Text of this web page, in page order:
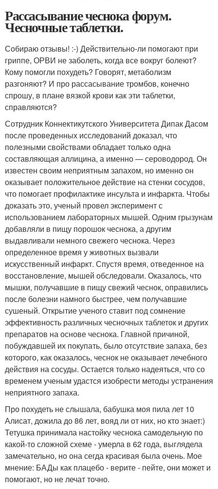
Рассасывание чеснока форум.
Чесночные таблетки.
Собираю отзывы! :-) Действительно-ли помогают при
гриппе, ОРВИ не заболеть, когда все вокруг болеют?
Кому помогли похудеть? Говорят, метаболизм
разгоняют? И про рассасывание тромбов, конечно
спрошу, в плане вязкой крови как эти таблетки,
справляются?
Сотрудник Коннектикутского Университета Дипак Дасом
после проведенных исследований доказал, что
полезными свойствами обладает только одна
составляющая аллицина, а именно — сероводород. Он
известен своим неприятным запахом, но именно он
оказывает положительное действие на стенки сосудов,
что помогает профилактике инсульта и инфаркта. Чтобы
доказать это, ученый провел эксперимент с
использованием лабораторных мышей. Одним грызунам
добавляли в пищу порошок чеснока, а другим
выдавливали немного свежего чеснока. Через
определенное время у животных вызвали
искусственный инфаркт. Спустя время, отведенное на
восстановление, мышей обследовали. Оказалось, что
мышки, получавшие в пищу свежий чеснок, оправились
после болезни намного быстрее, чем получавшие
сушеный. Открытие ученого ставит под сомнение
эффективность различных чесночных таблеток и других
препаратов на основе чеснока. Главной причиной,
побуждавшей их покупать, было отсутствие запаха, без
которого, как оказалось, чеснок не оказывает лечебного
действия на сосуды. Остается только надеяться, что со
временем ученым удастся изобрести методы устранения
неприятного запаха.
Про похудеть не слышала, бабушка моя пила лет 10
Алисат, дожила до 86 лет, вояд ли от них, но кто знает:)
Тетушка принимала настойку чеснока самодельную по
какой-то сложной схеме - умерла в 62 года, выглядела
замечательно, но она сегда красивая была очень. Мое
мнение: БАДы как плацебо - верите - пейте, они может и
помогают, но не лечат точно.